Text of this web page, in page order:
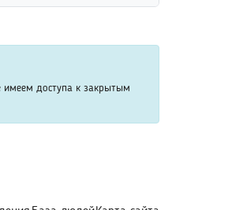
доступа к закрытым